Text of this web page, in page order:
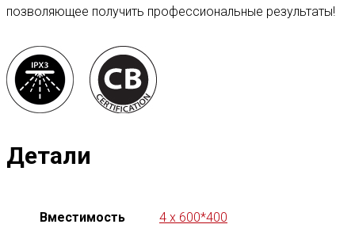
позволяющее получить профессиональные результаты!
Детали
Вместимость 4 x 600*400